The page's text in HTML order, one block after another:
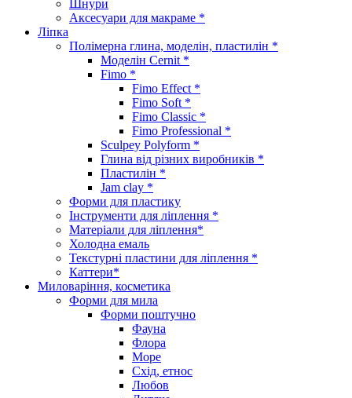
Шнури
Аксесуари для макраме *
Ліпка
Полімерна глина, моделін, пластилін *
Моделін Cernit *
Fimo *
Fimo Effect *
Fimo Soft *
Fimo Classic *
Fimo Professional *
Sculpey Polyform *
Глина від різних виробників *
Пластилін *
Jam clay *
Форми для пластику
Інструменти для ліплення *
Матеріали для ліплення*
Холодна емаль
Текстурні пластини для ліплення *
Каттери*
Миловаріння, косметика
Форми для мила
Форми поштучно
Фауна
Флора
Море
Схід, етнос
Любов